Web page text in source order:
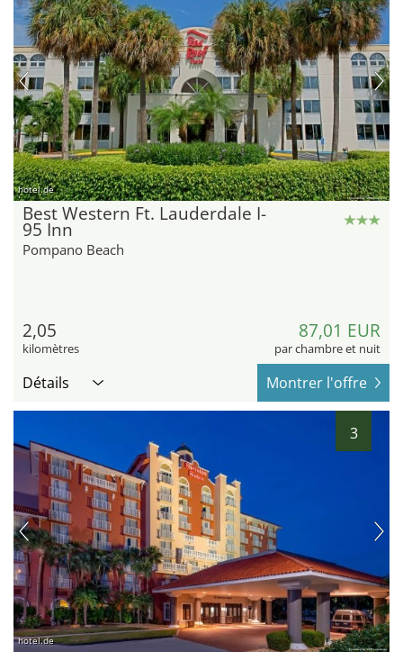
hotel.de
Best Western Ft. Lauderdale I-
95 Inn
Pompano Beach
2,05
kilomètres
87,01 EUR
par chambre et nuit
Détails Montrer l'offre
3
hotel.de